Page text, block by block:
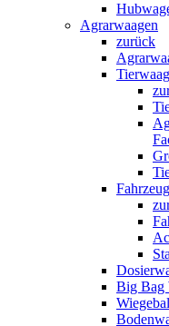
Agrarwaagen
zurück
Big Bag